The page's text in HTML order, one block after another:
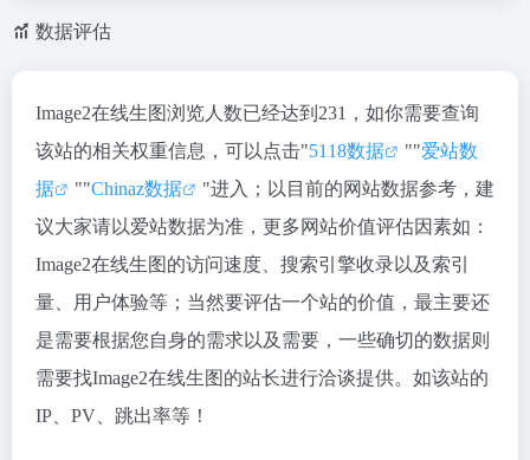
数据评估
Image2在线生图浏览人数已经达到231，如你需要查询
该站的相关权重信息，可以点击"5118数据 ""爱站数
据
""Chinaz数据
"进入；以目前的网站数据参考，建
议大家请以爱站数据为准，更多网站价值评估因素如：
Image2在线生图的访问速度、搜索引擎收录以及索引
量、用户体验等；当然要评估一个站的价值，最主要还
是需要根据您自身的需求以及需要，一些确切的数据则
需要找Image2在线生图的站长进行洽谈提供。如该站的
IP、PV、跳出率等！